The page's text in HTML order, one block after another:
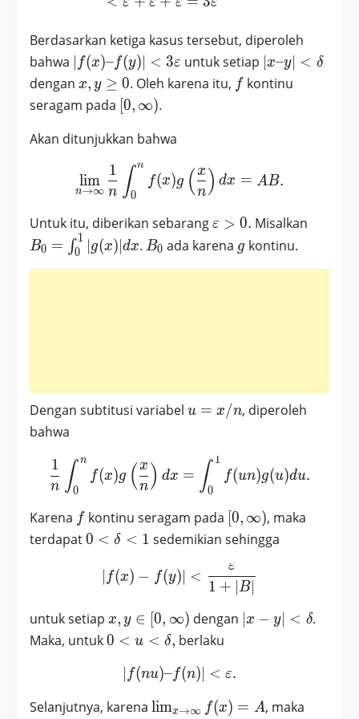
Berdasarkan ketiga kasus tersebut, diperoleh
bahwa |f(x) – f(y)|
< 3
\varepsilon
f(x)–f(y) < 3ε untuk setiap |x – y|
<
∣x–y < δ
dengan x,y
\geq
x, y ≥ 0. Oleh karena itu, ff kontinu
seragam pada [0,
0, ∞).
Akan ditunjukkan bahwa
\lim_{n \to \infty}
n→∞
lim
n
1 ∫0
n
f(x)g ( n
x ) dx = AB.
Untuk itu, diberikan sebarang\varepsilon>0.
ε > 0. Misalkan
B0 = ∫0
1
g(x) ∣dx.B_0
B0 ada karena g
g kontinu.
Dengan subtitusi variabel u =
u = x/n, diperoleh
bahwa
\frac1n \int_0^n f(x) g
n
1 ∫0
n
f(x)g ( n
x ) dx = ∫0
1
f(un)g(u)du.
Karena ffkontinu seragam pada [0,
\infty)
0, ∞), maka
terdapat0<\delta<1
0 < δ < 1 sedemikian sehingga
|f(x)-f(y)| <
∣ f(x) − f(y)∣ <
1 + ∣B
ε
untuk setiap x, y
\in [0,
x, y ∈ [0, ∞) dengan |x-y|
∣x − y∣ < δ.
Maka, untuk0< u
\delta,
0 < u < δ, berlaku
|f(nu) – f(n)| <
∣ f(nu)–f(n)∣ < ε.
Selanjutnya, karena \lim_{x
limx→∞ f(x) = A, maka